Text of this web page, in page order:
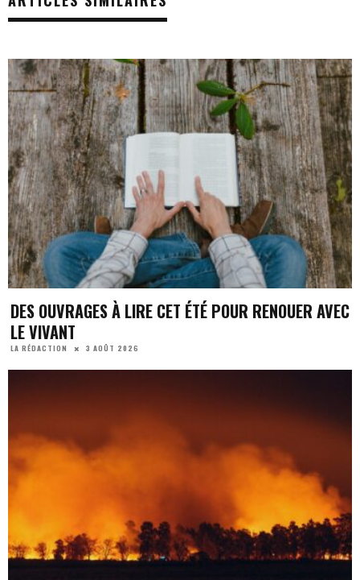
DES OUVRAGES À LIRE CET ÉTÉ POUR RENOUER AVEC
LE VIVANT
LA RÉDACTION 3 AOÛT 2026